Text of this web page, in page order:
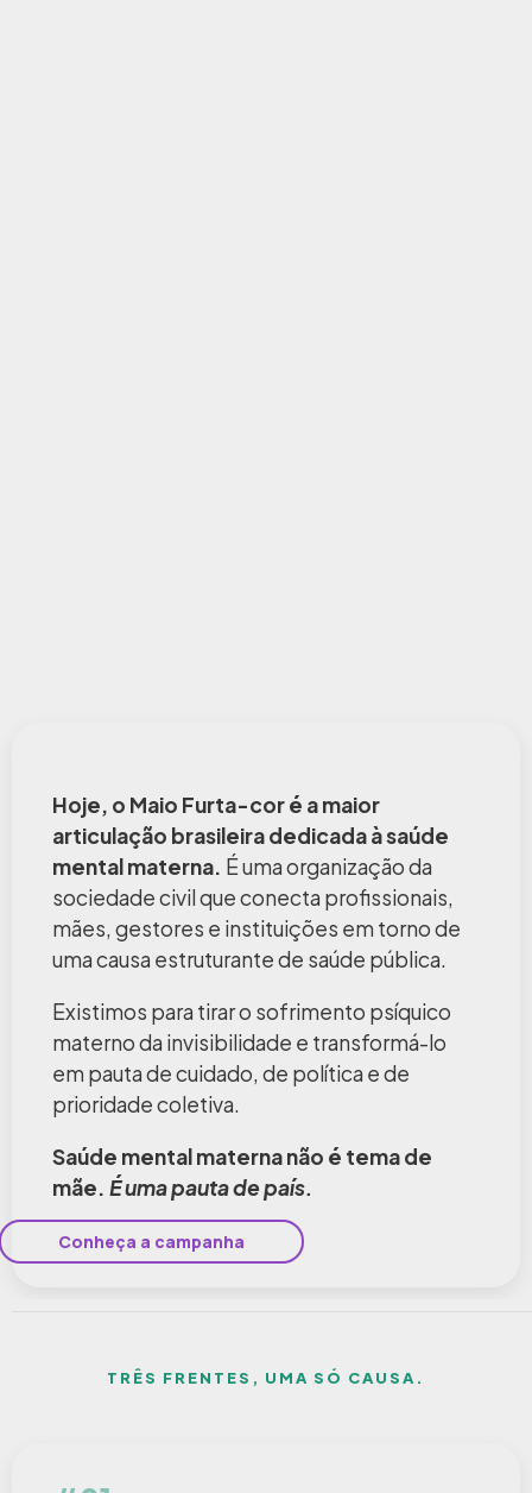
Hoje, o Maio Furta-cor é a maior
articulação brasileira dedicada à saúde
mental materna. É uma organização da
sociedade civil que conecta profissionais,
mães, gestores e instituições em torno de
uma causa estruturante de saúde pública.
Existimos para tirar o sofrimento psíquico
materno da invisibilidade e transformá-lo
em pauta de cuidado, de política e de
prioridade coletiva.
Saúde mental materna não é tema de
mãe. É uma pauta de país.
Conheça a campanha
TRÊS FRENTES, UMA SÓ CAUSA.